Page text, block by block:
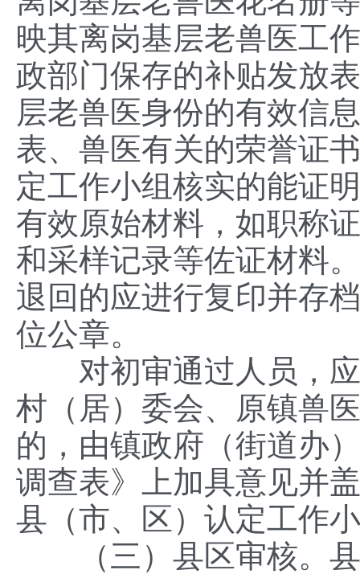
映其离岗基层老兽医工
政部门保存的补贴发放
层老兽医身份的有效信
表、兽医有关的荣誉证
定工作小组核实的能证
有效原始材料，如职称
和采样记录等佐证材料
退回的应进行复印并存
位公章。
对初审通过人员，应
村（居）委会、原镇兽
的，由镇政府（街道办
调查表》上加具意见并
县（市、区）认定工作
（三）县区审核。县